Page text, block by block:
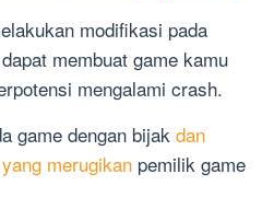
modifikasi pada
membuat game kamu
mengalami crash.
game dengan bijak dan
merugikan pemilik game